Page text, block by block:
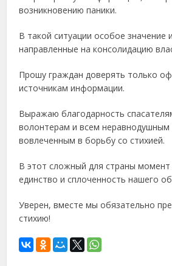
возникновению паники.
В такой ситуации особое значение
направленные на консолидацию
Прошу граждан доверять только
источникам информации.
Выражаю благодарность
волонтерам и всем неравнодушным
вовлеченным в борьбу со стихией.
В этот сложный для страны момент
единство и сплоченность нашего
Уверен, вместе мы обязательно
стихию!